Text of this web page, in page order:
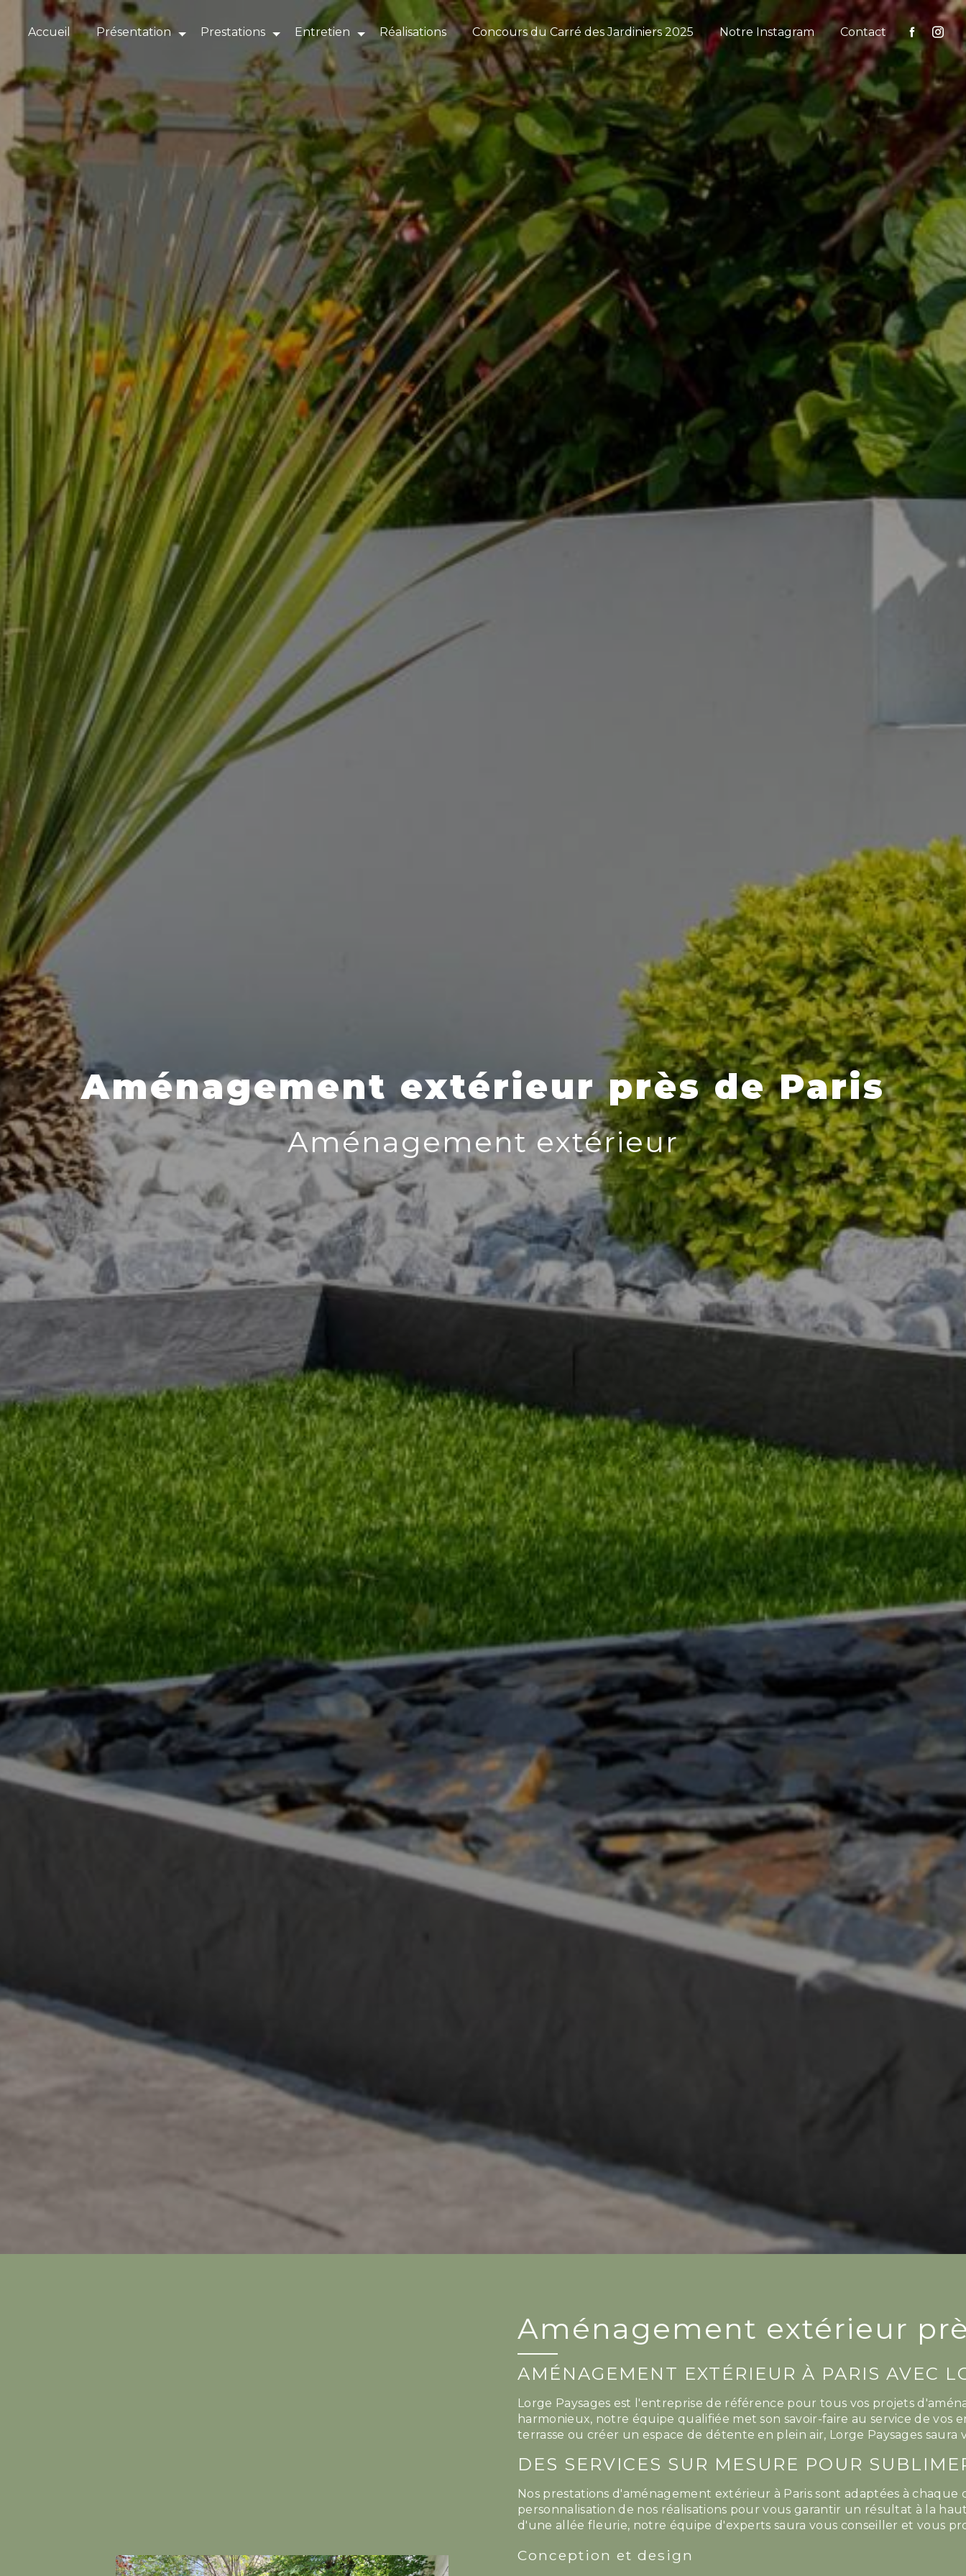
Accueil Présentation Prestations Entretien Réalisations Concours du Carré des Jardiniers 2025 Notre Instagram Contact
Aménagement extérieur près de Paris
Aménagement extérieur
Aménagement extérieur
AMÉNAGEMENT EXTÉRIEUR À PARIS AVEC
Lorge Paysages est l'entreprise de référence pour tous vos projets
harmonieux, notre équipe qualifiée met son savoir-faire au service de vos
terrasse ou créer un espace de détente en plein air, Lorge Paysages
DES SERVICES SUR MESURE POUR
Nos prestations d'aménagement extérieur à Paris sont adaptées à
personnalisation de nos réalisations pour vous garantir un résultat à la
d'une allée fleurie, notre équipe d'experts saura vous conseiller et vous
Conception et design
Panneau de gestion des cookies